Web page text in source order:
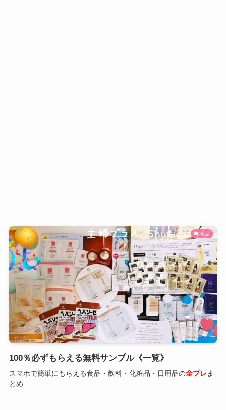
食品
100％必ずもらえる無料サンプル《一覧》
スマホで簡単にもらえる食品・飲料・化粧品・日用品の全プレ ま
とめ